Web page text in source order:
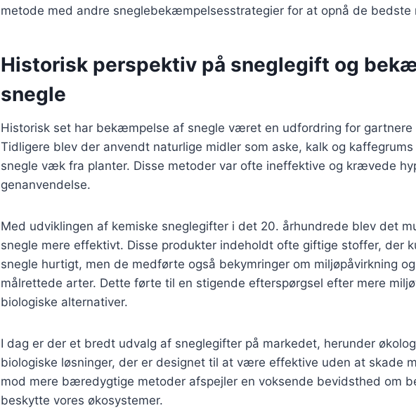
metode med andre sneglebekæmpelsesstrategier for at opnå de bedste
Historisk perspektiv på sneglegift og
snegle
Historisk set har bekæmpelse af snegle været en udfordring for gartnere
Tidligere blev der anvendt naturlige midler som aske, kalk og
snegle væk fra planter. Disse metoder var ofte ineffektive og krævede
genanvendelse.
Med udviklingen af kemiske sneglegifter i det 20. århundrede blev det
snegle mere effektivt. Disse produkter indeholdt ofte giftige stoffer, der
snegle hurtigt, men de medførte også bekymringer om miljøpåvirkning
målrettede arter. Dette førte til en stigende efterspørgsel efter mere
biologiske alternativer.
I dag er der et bredt udvalg af sneglegifter på markedet, herunder
biologiske løsninger, der er designet til at være effektive uden at skade
mod mere bæredygtige metoder afspejler en voksende bevidsthed om
beskytte vores økosystemer.